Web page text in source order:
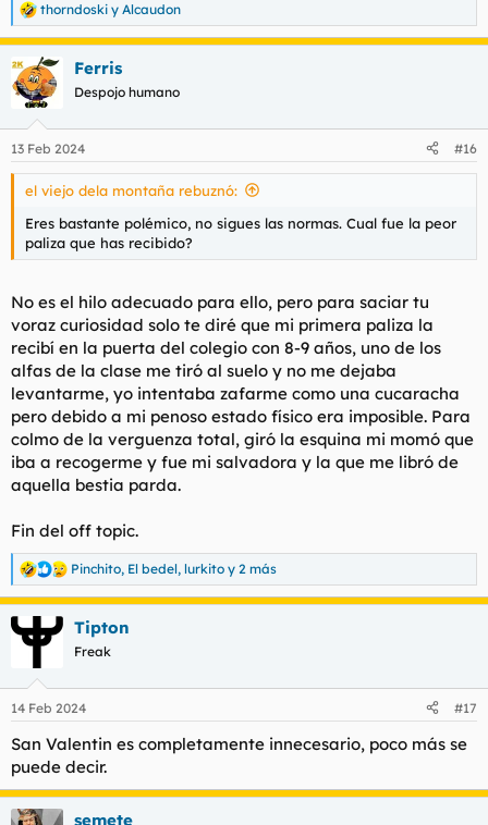
R
e
a
c
c
e
s
thorndoski y Alcaudon
Ferris
Despojo humano
13 Feb 2024 #16
el viejo dela montaña rebuznó:
Eres bastante polémico, no sigues las normas. Cual fue la peor
paliza que has recibido?
No es el hilo adecuado para ello, pero para saciar tu
voraz curiosidad solo te diré que mi primera paliza la
recibí en la puerta del colegio con 8-9 años, uno de los
alfas de la clase me tiró al suelo y no me dejaba
levantarme, yo intentaba zafarme como una cucaracha
pero debido a mi penoso estado físico era imposible. Para
colmo de la verguenza total, giró la esquina mi momó que
iba a recogerme y fue mi salvadora y la que me libró de
aquella bestia parda.
Fin del off topic.
R
e
a
c
c
e
:
Pinchito, El bedel, lurkito y 2 más
Tipton
Freak
14 Feb 2024 #17
San Valentin es completamente innecesario, poco más se
puede decir.
semete